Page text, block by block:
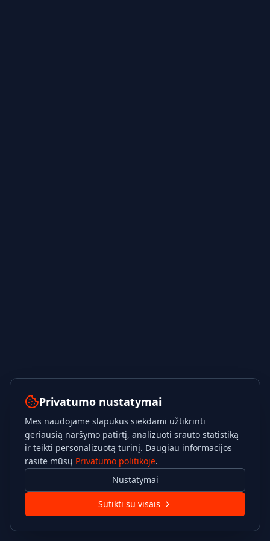
Privatumo nustatymai
Mes naudojame slapukus siekdami užtikrinti
geriausią naršymo patirtį, analizuoti srauto statistiką
ir teikti personalizuotą turinį. Daugiau informacijos
rasite mūsų Privatumo politikoje.
Nustatymai
Sutikti su visais